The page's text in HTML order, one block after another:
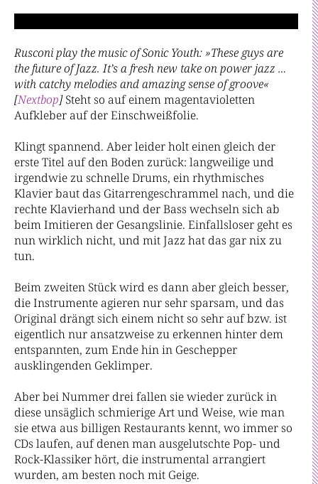
Rusconi play the music of Sonic Youth: »These guys are
the future of Jazz. It’s a fresh new take on power jazz …
with catchy melodies and amazing sense of groove«
[Nextbop]Steht so auf einem magentavioletten
Aufkleber auf der Einschweißfolie.
Klingt spannend. Aber leider holt einen gleich der
erste Titel auf den Boden zurück: langweilige und
irgendwie zu schnelle Drums, ein rhythmisches
Klavier baut das Gitarrengeschrammel nach, und die
rechte Klavierhand und der Bass wechseln sich ab
beim Imitieren der Gesangslinie. Einfallsloser geht es
nun wirklich nicht, und mit Jazz hat das gar nix zu
tun.
Beim zweiten Stück wird es dann aber gleich besser,
die Instrumente agieren nur sehr sparsam, und das
Original drängt sich einem nicht so sehr auf bzw. ist
eigentlich nur ansatzweise zu erkennen hinter dem
entspannten, zum Ende hin in Geschepper
ausklingenden Geklimper.
Aber bei Nummer drei fallen sie wieder zurück in
diese unsäglich schmierige Art und Weise, wie man
sie etwa aus billigen Restaurants kennt, wo immer so
CDs laufen, auf denen man ausgelutschte Pop- und
Rock-Klassiker hört, die instrumental arrangiert
wurden, am besten noch mit Geige.